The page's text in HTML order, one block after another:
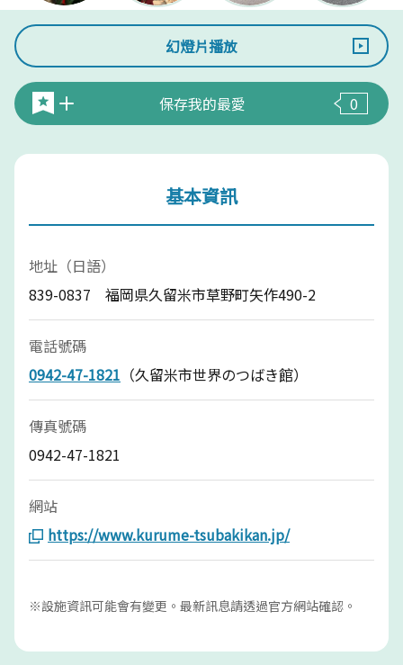
幻燈片播放
保存我的最愛 0
基本資訊
地址（日語）
839-0837 福岡県久留米市草野町矢作490-2
電話號碼
0942-47-1821 （久留米市世界のつばき館）
傳真號碼
0942-47-1821
網站
https://www.kurume-tsubakikan.jp/
※設施資訊可能會有變更。最新訊息請透過官方網站確認。